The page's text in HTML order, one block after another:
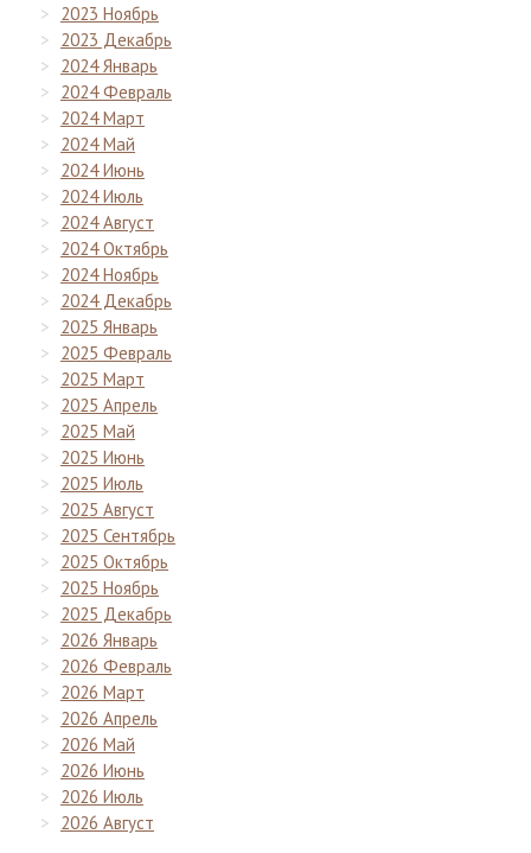
2023 Ноябрь
2023 Декабрь
2024 Январь
2024 Февраль
2024 Март
2024 Май
2024 Июнь
2024 Июль
2024 Август
2024 Октябрь
2024 Ноябрь
2024 Декабрь
2025 Январь
2025 Февраль
2025 Март
2025 Апрель
2025 Май
2025 Июнь
2025 Июль
2025 Август
2025 Сентябрь
2025 Октябрь
2025 Ноябрь
2025 Декабрь
2026 Январь
2026 Февраль
2026 Март
2026 Апрель
2026 Май
2026 Июнь
2026 Июль
2026 Август